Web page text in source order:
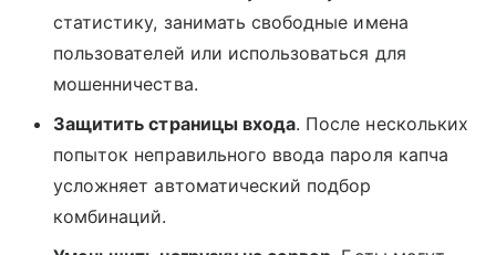
статистику, занимать свободные имена
пользователей или использоваться для
мошенничества.
Защитить страницы входа. После нескольких
попыток неправильного ввода пароля капча
усложняет автоматический подбор
комбинаций.